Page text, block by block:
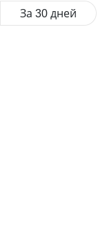
За 30 дней